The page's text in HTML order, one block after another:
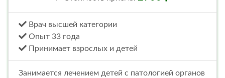
Врач высшей категории
Опыт 33 года
Принимает взрослых и детей
Занимается лечением детей с патологией органов